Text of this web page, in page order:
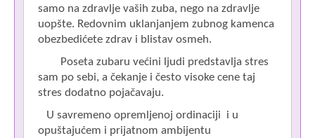
samo na zdravlje vaših zuba, nego na zdravlje
uopšte. Redovnim uklanjanjem zubnog kamenca
obezbedićete zdrav i blistav osmeh.
Poseta zubaru većini ljudi predstavlja stres
sam po sebi, a čekanje i često visoke cene taj
stres dodatno pojačavaju.
U savremeno opremljenoj ordinaciji i u
opuštajućem i prijatnom ambijentu